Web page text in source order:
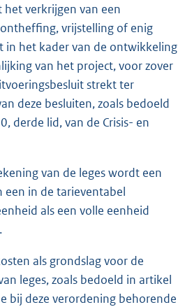
het verkrijgen van een
vrijstelling of enig
in het kader van de ontwikkeling
van het project, voor zover
strekt ter
deze besluiten, zoals bedoeld
derde lid, van de Crisis- en
van de leges wordt een
een in de tarieventabel
als een volle eenheid
als grondslag voor de
leges, zoals bedoeld in artikel
bij deze verordening behorende